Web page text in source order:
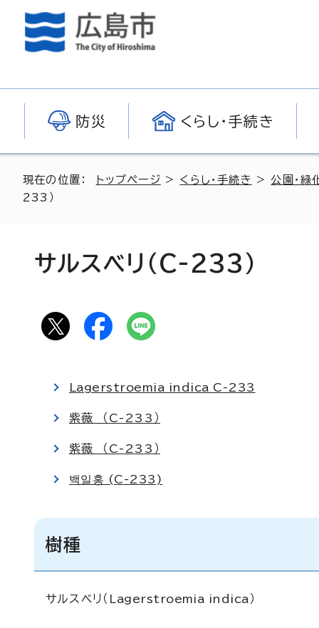
防災 くらし・手続き
現在の位置： トップページ > くらし・手続き >公園・緑
233）
サルスベリ（C-233）
Lagerstroemia indica C-233
紫薇 （C-233）
紫薇 （C-233）
백일홍 (C-233)
樹種
サルスベリ（ Lagerstroemia indica ）